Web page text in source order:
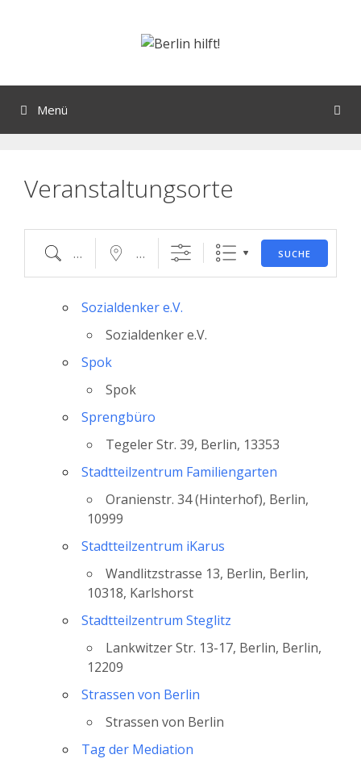
Menü
Veranstaltungsorte
SUCHE
Sozialdenker e.V.
Sozialdenker e.V.
Spok
Spok
Sprengbüro
Tegeler Str. 39, Berlin, 13353
Stadtteilzentrum Familiengarten
Oranienstr. 34 (Hinterhof), Berlin,
10999
Stadtteilzentrum iKarus
Wandlitzstrasse 13, Berlin, Berlin,
10318, Karlshorst
Stadtteilzentrum Steglitz
Lankwitzer Str. 13-17, Berlin, Berlin,
12209
Strassen von Berlin
Strassen von Berlin
Tag der Mediation